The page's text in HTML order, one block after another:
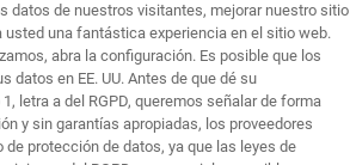
datos de nuestros visitantes, mejorar nuestro sitio
una fantástica experiencia en el sitio web.
abra la configuración. Es posible que los
datos en EE. UU. Antes de que dé su
letra a del RGPD, queremos señalar de forma
y sin garantías apropiadas, los proveedores
protección de datos, ya que las leyes de